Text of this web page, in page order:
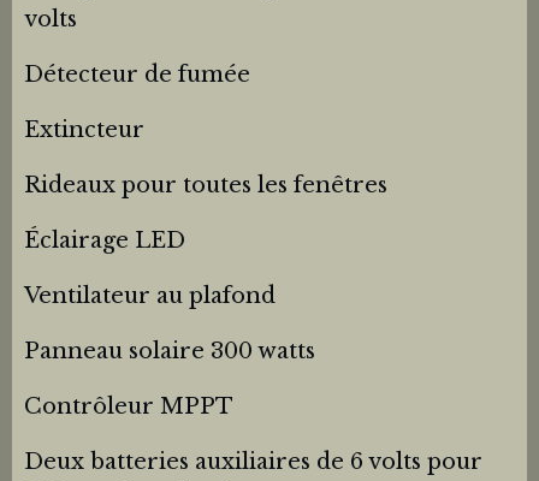
volts
Détecteur de fumée
Extincteur
Rideaux pour toutes les fenêtres
Éclairage LED
Ventilateur au plafond
Panneau solaire 300 watts
Contrôleur MPPT
Deux batteries auxiliaires de 6 volts pour